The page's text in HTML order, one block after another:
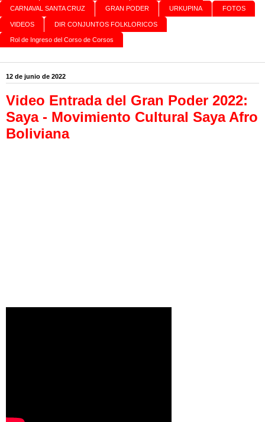
CARNAVAL SANTA CRUZ GRAN PODER URKUPINA FOTOS
VIDEOS DIR CONJUNTOS FOLKLORICOS
Rol de Ingreso del Corso de Corsos
12 de junio de 2022
Video Entrada del Gran Poder 2022:
Saya - Movimiento Cultural Saya Afro
Boliviana